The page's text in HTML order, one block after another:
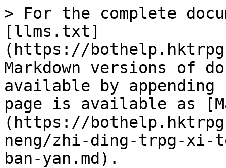
> For the complete
[llms.txt]
(https://
Markdown versions of
available by
page is available as
(https://
neng/zhi-ding-trpg-xi-
ban-yan.md).